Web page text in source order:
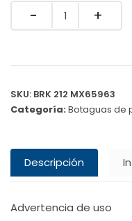
Quantity
SKU: BRK 212 MX65963
Categoría:Botaguas de
Descripción
Advertencia de uso